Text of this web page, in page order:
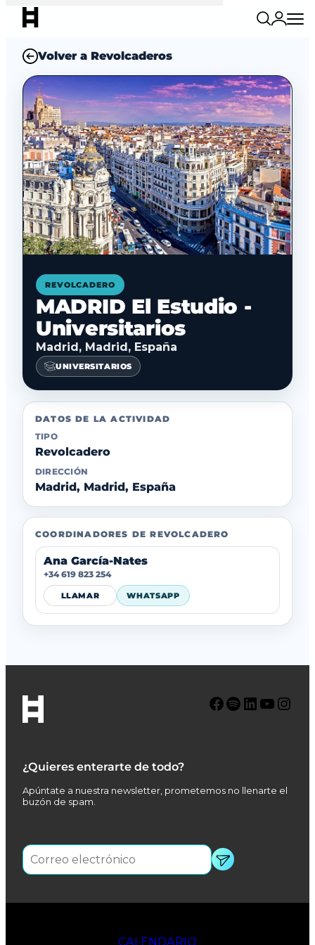
Volver a Revolcaderos
REVOLCADERO
MADRID El Estudio -
Universitarios
Madrid, Madrid, España
UNIVERSITARIOS
DATOS DE LA ACTIVIDAD
TIPO
Revolcadero
DIRECCIÓN
Madrid, Madrid, España
COORDINADORES DE REVOLCADERO
Ana García-Nates
+34 619 823 254
LLAMAR WHATSAPP
¿Quieres enterarte de todo?
Apúntate a nuestra newsletter, prometemos no llenarte el
buzón de spam.
Facebook Spotify LinkedIn YouTube Instagram
CALENDARIO